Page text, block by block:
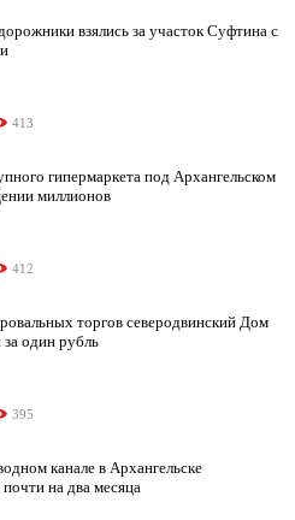
взялись за участок Суфтина с
413
гипермаркета под Архангельском
миллионов
412
торгов северодвинский Дом
один рубль
395
канале в Архангельске
на два месяца